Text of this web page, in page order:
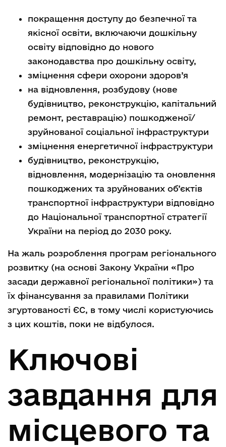
покращення доступу до безпечної та
якісної освіти, включаючи дошкільну
освіту відповідно до нового
законодавства про дошкільну освіту,
зміцнення сфери охорони здоров’я
на відновлення, розбудову (нове
будівництво, реконструкцію, капітальний
ремонт, реставрацію) пошкодженої/
зруйнованої соціальної інфраструктури
зміцнення енергетичної інфраструктури
будівництво, реконструкцію,
відновлення, модернізацію та оновлення
пошкоджених та зруйнованих об’єктів
транспортної інфраструктури відповідно
до Національної транспортної стратегії
України на період до 2030 року.
На жаль розроблення програм регіонального
розвитку (на основі Закону України «Про
засади державної регіональної політики») та
їх фінансування за правилами Політики
згуртованості ЄС, в тому числі користуючись
з цих коштів, поки не відбулося.
Ключові
завдання для
місцевого та